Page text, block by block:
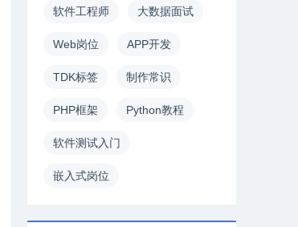
软件工程师 大数据面试
Web岗位 APP开发
TDK标签 制作常识
PHP框架 Python教程
软件测试入门
嵌入式岗位